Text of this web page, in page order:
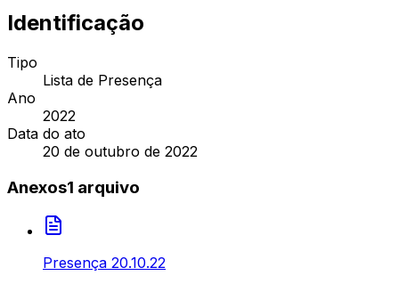
Identificação
Tipo
Lista de Presença
Ano
2022
Data do ato
20 de outubro de 2022
Anexos1 arquivo
Presença 20.10.22